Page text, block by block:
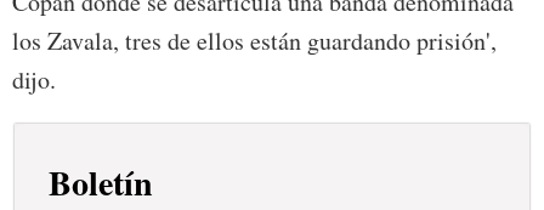
los Zavala, tres de ellos están guardando prisión',
dijo.
Boletín